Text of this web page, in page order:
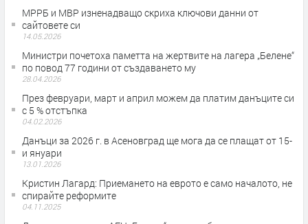
МРРБ и МВР изненадващо скриха ключови данни от
сайтовете си
14.05.2026
Министри почетоха паметта на жертвите на лагера „Белене“
по повод 77 години от създаването му
28.04.2026
През февруари, март и април можем да платим данъците си
с 5 % отстъпка
04.02.2026
Данъци за 2026 г. в Асеновград ще мога да се плащат от 15-
и януари
13.01.2026
Кристин Лагард: Приемането на еврото е само началото, не
спирайте реформите
04.11.2025